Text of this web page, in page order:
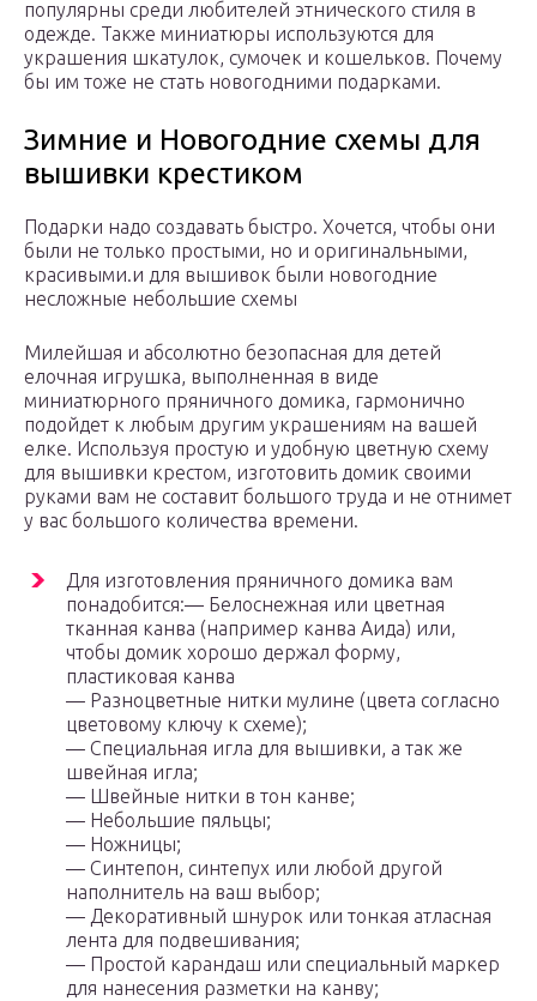
популярны среди любителей этнического стиля в
одежде. Также миниатюры используются для
украшения шкатулок, сумочек и кошельков. Почему
бы им тоже не стать новогодними подарками.
Зимние и Новогодние схемы для
вышивки крестиком
Подарки надо создавать быстро. Хочется, чтобы они
были не только простыми, но и оригинальными,
красивыми.и для вышивок были новогодние
несложные небольшие схемы
Милейшая и абсолютно безопасная для детей
елочная игрушка, выполненная в виде
миниатюрного пряничного домика, гармонично
подойдет к любым другим украшениям на вашей
елке. Используя простую и удобную цветную схему
для вышивки крестом, изготовить домик своими
руками вам не составит большого труда и не отнимет
у вас большого количества времени.
Для изготовления пряничного домика вам
понадобится:— Белоснежная или цветная
тканная канва (например канва Аида) или,
чтобы домик хорошо держал форму,
пластиковая канва
— Разноцветные нитки мулине (цвета согласно
цветовому ключу к схеме);
— Специальная игла для вышивки, а так же
швейная игла;
— Швейные нитки в тон канве;
— Небольшие пяльцы;
— Ножницы;
— Синтепон, синтепух или любой другой
наполнитель на ваш выбор;
— Декоративный шнурок или тонкая атласная
лента для подвешивания;
— Простой карандаш или специальный маркер
для нанесения разметки на канву;